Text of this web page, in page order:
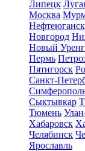
Липецк
Москва
Нефтеюганск
Новгород
Новый
Пермь
Пятигорск
Санкт-
Сыктывкар
Тюмень
Хабаровск
Челябинск
Ярославль